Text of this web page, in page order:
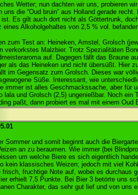
Wetter; nun dachten wir uns, probieren
die “Oud bruin” aus Holland gerade
Es gilt auch dort nicht als Göttertrunk,
eines Alkoholgehaltes von 2,5 % vol.
zum Test an: Heineken, Amstel, Grolsch
verkorkstes Malzbier. Trotz Spezialitäten
auf. Dagegen fällt das Braune
als das Heineken und nicht übersüßt. Hier
im Gegensatz zum Grolsch. Dieses war
Süße. Interessant, wie
immer ist alles Geschmackssache, aber für
lala und Grolsch (2,5) ungenießbar. Noch ein
paßt, dann probiert es mal mit einem Oud
Sommer und somit beginnt auch die
an zu beraumen. Wie immer (bei
um welche Biere es sich eigentlich
kein klassisches Weizen; jedoch mit viel
fruchtige Note auf, wobei es durchaus
erhielt 7,5 Punkte. Bei Bier 3 betörte uns
Charakter, das sehr gut lief und von uns